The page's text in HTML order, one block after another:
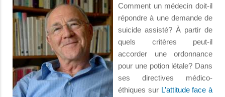
Comment un médecin doit-il
répondre à une demande de
suicide assisté? À partir de
quels critères peut-il
accorder une ordonnance
pour une potion létale? Dans
ses directives médico-
éthiques sur L’attitude face à